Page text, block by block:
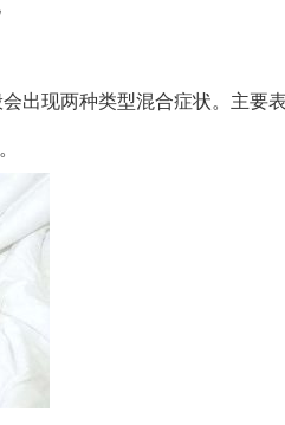
出现两种类型混合症状。主要